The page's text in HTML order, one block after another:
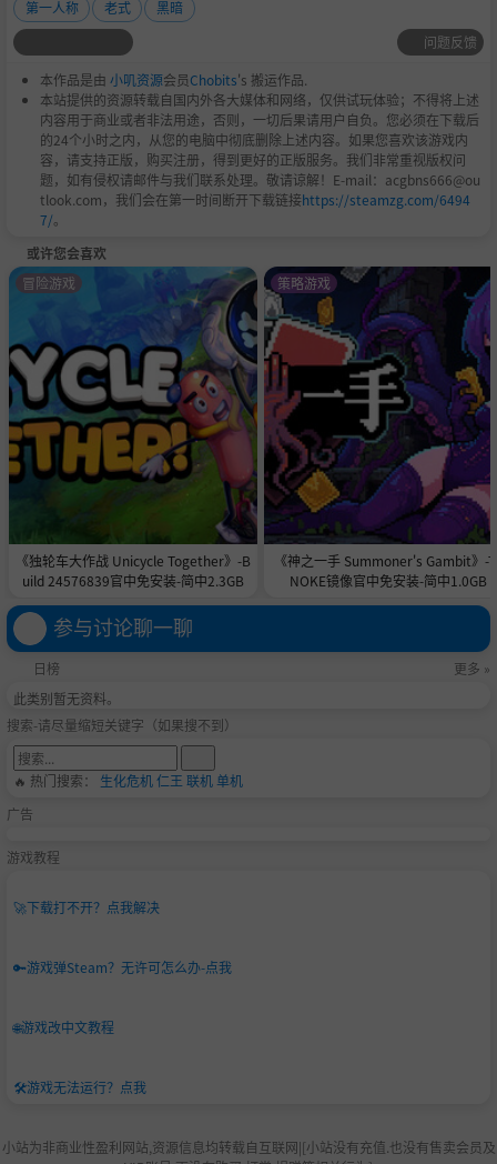
第一人称
老式
黑暗
问题反馈
本作品是由 小叽资源会员Chobits's 搬运作品.
本站提供的资源转载自国内外各大媒体和网络，仅供试玩体验；不得将上述
内容用于商业或者非法用途，否则，一切后果请用户自负。您必须在下载后
的24个小时之内，从您的电脑中彻底删除上述内容。如果您喜欢该游戏内
容，请支持正版，购买注册，得到更好的正版服务。我们非常重视版权问
题，如有侵权请邮件与我们联系处理。敬请谅解！E-mail：acgbns666@ou
tlook.com，我们会在第一时间断开下载链接https://steamzg.com/6494
7/。
或许您会喜欢
《独轮车大作战 Unicycle Together》-B
uild 24576839官中免安装-简中2.3GB
冒险游戏
《神之一手 Summoner's Gambit》-
NOKE镜像官中免安装-简中1.0GB
策略游戏
参与讨论聊一聊
日榜
更多 »
此类别暂无资料。
搜索-请尽量缩短关键字（如果搜不到）
🔥 热门搜索： 生化危机仁王 联机单机
广告
游戏教程
🚀下载打不开？点我解决
🔑游戏弹Steam？无许可怎么办-点我
🌐游戏改中文教程
🛠️游戏无法运行？点我
小站为非商业性盈利网站,资源信息均转载自互联网|[小站没有充值.也没有售卖会员及